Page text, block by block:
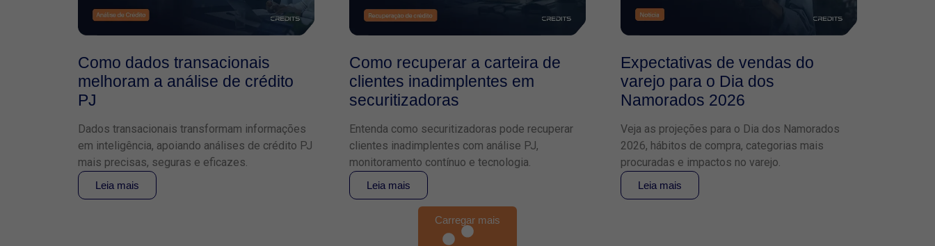
Como dados transacionais
melhoram a análise de crédito
PJ
Dados transacionais transformam informações
em inteligência, apoiando análises de crédito PJ
mais precisas, seguras e eficazes.
Leia mais
Como recuperar a carteira de
clientes inadimplentes em
securitizadoras
Entenda como securitizadoras pode recuperar
clientes inadimplentes com análise PJ,
monitoramento contínuo e tecnologia.
Leia mais
Expectativas de vendas do
varejo para o Dia dos
Namorados 2026
Veja as projeções para o Dia dos Namorados
2026, hábitos de compra, categorias mais
procuradas e impactos no varejo.
Leia mais
Carregar mais